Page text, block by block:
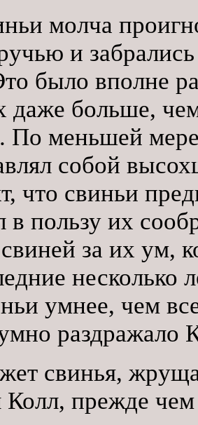
молча
и
было вполне
даже больше,
По меньшей мере
собой
что свиньи
в пользу их
за их ум,
несколько
умнее, чем
раздражало
свинья,
Колл, прежде